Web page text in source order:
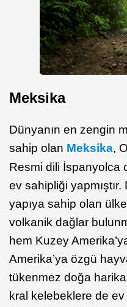
Meksika
Dünyanın en zengin
sahip olan Meksika,
Resmi dili İspanyolca
ev sahipliği
yapıya sahip olan
volkanik dağlar
hem Kuzey
Amerika’ya özgü
tükenmez doğa
kral kelebeklere de